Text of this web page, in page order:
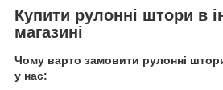
Купити рулонні штори в
магазині
Чому варто замовити рулонні штори
у нас: